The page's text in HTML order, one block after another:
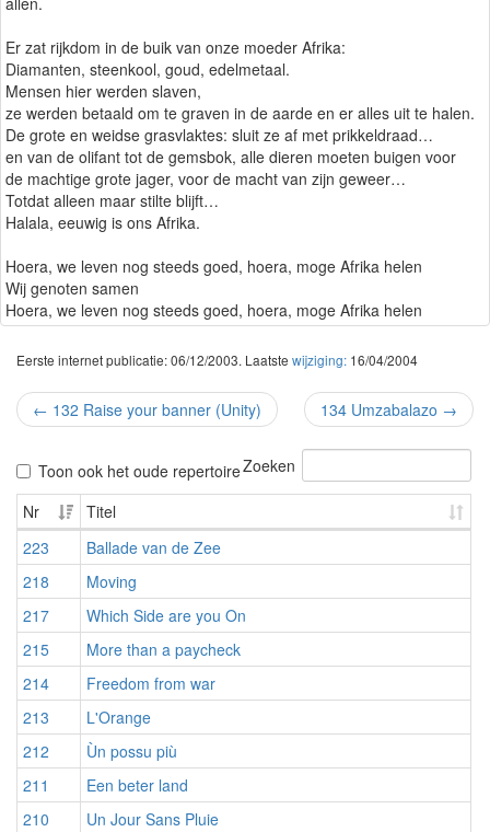
Er zat rijkdom in de buik van onze moeder Afrika:
Diamanten, steenkool, goud, edelmetaal.
Mensen hier werden slaven,
ze werden betaald om te graven in de aarde en er alles uit te halen.
De grote en weidse grasvlaktes: sluit ze af met prikkeldraad…
en van de olifant tot de gemsbok, alle dieren moeten buigen voor
de machtige grote jager, voor de macht van zijn geweer…
Totdat alleen maar stilte blijft…
Halala, eeuwig is ons Afrika.
Hoera, we leven nog steeds goed, hoera, moge Afrika helen
Wij genoten samen
Hoera, we leven nog steeds goed, hoera, moge Afrika helen
Eerste internet publicatie: 06/12/2003. Laatste wijziging: 16/04/2004
← 132 Raise your banner (Unity) 134 Umzabalazo →
Toon ook het oude repertoireZoeken
Nr
Titel
223
Ballade van de Zee
218
Moving
217
Which Side are you On
215
More than a paycheck
214
Freedom from war
213
L'Orange
212
Ùn possu più
211
Een beter land
210
Un Jour Sans Pluie